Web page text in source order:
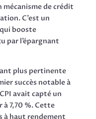
mécanisme de crédit
C’est un
booste
par l’épargnant
plus pertinente
succès notable à
avait capté un
7,70 %. Cette
à haut rendement